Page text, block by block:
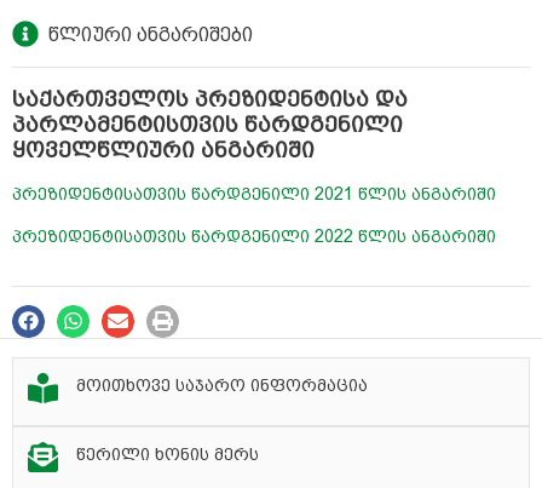
წლიური ანგარიშები
საქართველოს პრეზიდენტისა და
პარლამენტისთვის წარდგენილი
ყოველწლიური ანგარიში
პრეზიდენტისათვის წარდგენილი 2021 წლის ანგარიში
პრეზიდენტისათვის წარდგენილი 2022 წლის ანგარიში
მოითხოვე საჯარო ინფორმაცია
წერილი ხონის მერს